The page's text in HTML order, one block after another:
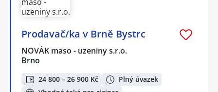
Prodavač/ka v Brně Bystrc
NOVÁK maso - uzeniny s.r.o.
Brno
24 800 – 26 900 Kč
Plný úvazek